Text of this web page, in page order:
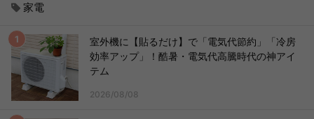
家電
室外機に【貼るだけ】で「電気代節約」「冷房
効率アップ」！酷暑・電気代高騰時代の神アイ
テム
2026/08/08